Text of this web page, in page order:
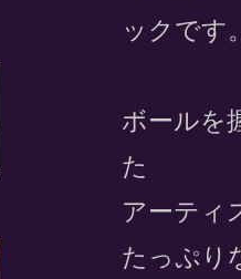
ックです
ボールを
た
アーティ
たっぷり